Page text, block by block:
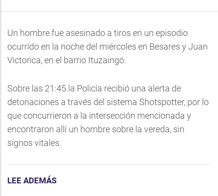
Un hombre fue asesinado a tiros en un episodio
ocurrido en la noche del miércoles en Besares y Juan
Victorica, en el barrio Ituzaingó.
Sobre las 21:45 la Policía recibió una alerta de
detonaciones a través del sistema Shotspotter, por lo
que concurrieron a la intersección mencionada y
encontraron allí un hombre sobre la vereda, sin
signos vitales.
LEE ADEMÁS